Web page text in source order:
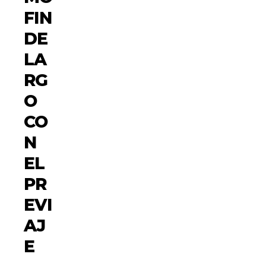
FIN
DE
LA
RG
O
CO
N
EL
PR
EVI
AJ
E